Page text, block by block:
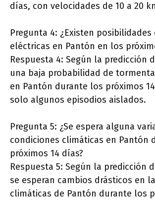
días, con velocidades de 10 a 20
Pregunta 4: ¿Existen
eléctricas en Pantón en los
Respuesta 4: Según la predicción
una baja probabilidad de
en Pantón durante los próximos
solo algunos episodios aislados.
Pregunta 5: ¿Se espera alguna
condiciones climáticas en Pantón
próximos 14 días?
Respuesta 5: Según la predicción
se esperan cambios drásticos en
climáticas de Pantón durante los